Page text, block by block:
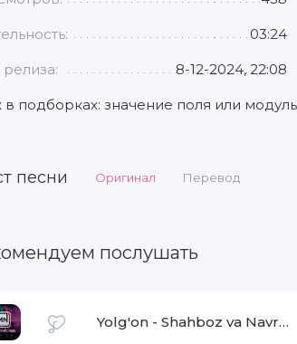
03:24
релиза: 8-12-2024, 22:08
в подборках: значение поля или
песни Оригинал Перевод
послушать
Yolg'on - Shahboz va Navro'z